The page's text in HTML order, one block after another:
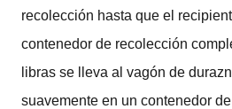
recolección hasta que el
contenedor de recolección
libras se lleva al vagón de
suavemente en un contenedor